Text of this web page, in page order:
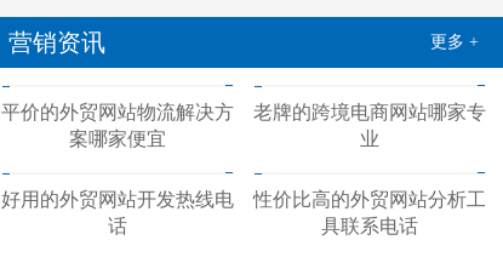
营销资讯 更多 +
平价的外贸网站物流解决方
案哪家便宜
老牌的跨境电商网站哪家专
业
好用的外贸网站开发热线电
话
性价比高的外贸网站分析工
具联系电话